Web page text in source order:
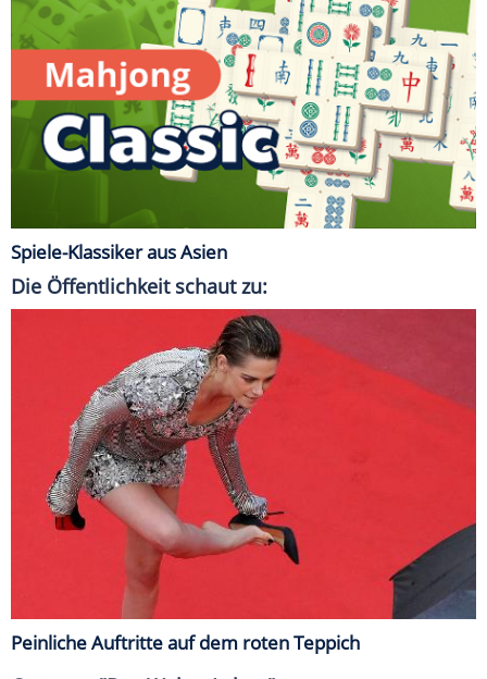
Spiele-Klassiker aus Asien
Die Öffentlichkeit schaut zu:
Peinliche Auftritte auf dem roten Teppich